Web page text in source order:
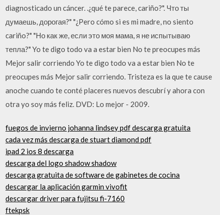
diagnosticado un cáncer. .¿qué te parece, cariño?". Что ты
думаешь, дорогая?" "¿Pero cómo si es mi madre, no siento
cariño?" "Но как же, если это моя мама, я не испытываю
тепла?" Yo te digo todo va a estar bien No te preocupes más
Mejor salir corriendo Yo te digo todo va a estar bien No te
preocupes más Mejor salir corriendo. Tristeza es la que te cause
anoche cuando te conté placeres nuevos descubrí y ahora con
otra yo soy más feliz. DVD: Lo mejor - 2009.
fuegos de invierno johanna lindsey pdf descarga gratuita
cada vez más descarga de stuart diamond pdf
ipad 2 ios 8 descarga
descarga del logo shadow shadow
descarga gratuita de software de gabinetes de cocina
descargar la aplicación garmin vivofit
descargar driver para fujitsu fi-7160
ftekpsk